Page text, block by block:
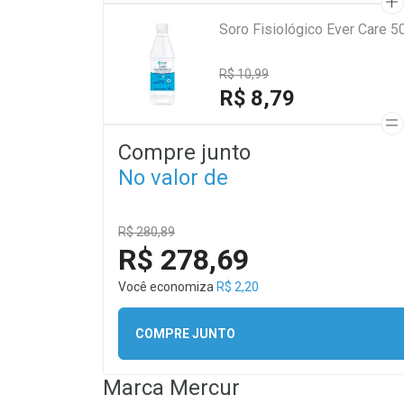
Soro Fisiológico Ever Care
R$ 10,99
R$ 8,79
Compre junto
No valor de
R$ 280,89
R$ 278,69
Você economiza R$ 2,20
COMPRE JUNTO
Marca Mercur